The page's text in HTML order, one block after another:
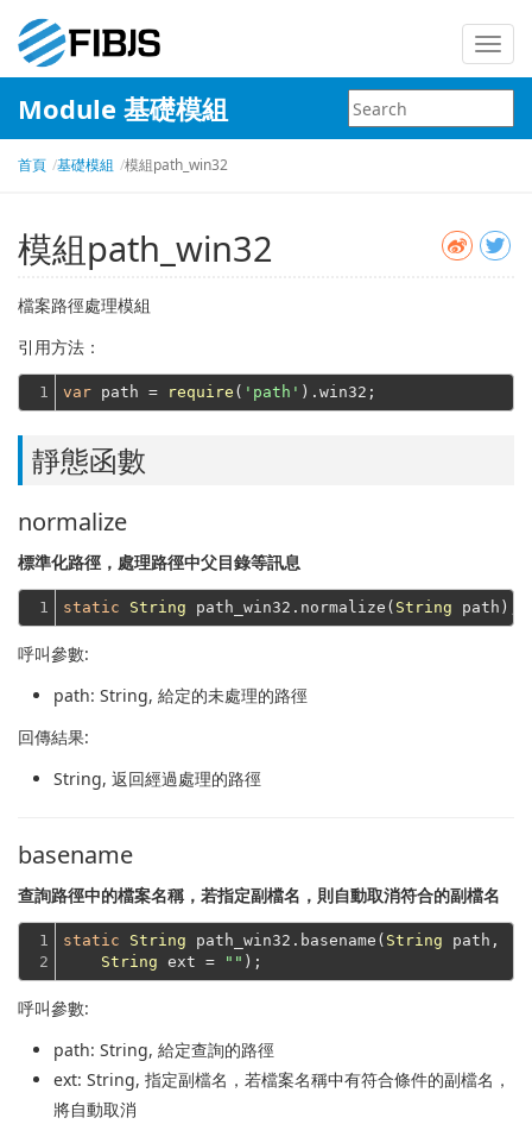
Module 基礎模組
首頁 基礎模組 模組path_win32
模組path_win32
檔案路徑處理模組
引用方法：
1 var path = require ( 'path'
靜態函數
normalize
標準化路徑，處理路徑中父目錄等訊息
1 static String path_win32.normalize( String
呼叫參數:
path: String, 給定的未處理的路徑
回傳結果:
String, 返回經過處理的路徑
basename
查詢路徑中的檔案名稱，若指定副檔名，則自動取消符合的副檔名
1
2
static String path_win32.basename( String path,
String ext = ""
呼叫參數:
path: String, 給定查詢的路徑
ext: String, 指定副檔名，若檔案名稱中有符合條件的副檔名，
將自動取消